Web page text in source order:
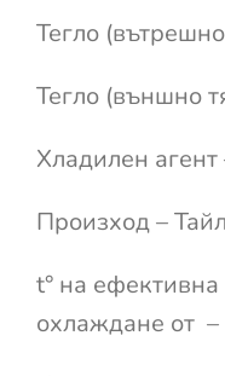
Тегло
Тегло (външно
Хладилен агент
Произход –
t° на
охлаждане от –